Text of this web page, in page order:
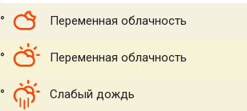
Переменная облачность
Переменная облачность
Слабый дождь